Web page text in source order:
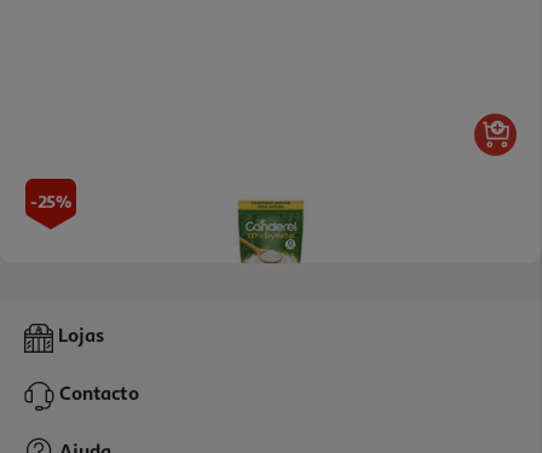
-25%
Adoçante Natural Canderel Eritritol 250 G
Price reduced from
5,99 €to
4,49 €
Lojas
Contacto